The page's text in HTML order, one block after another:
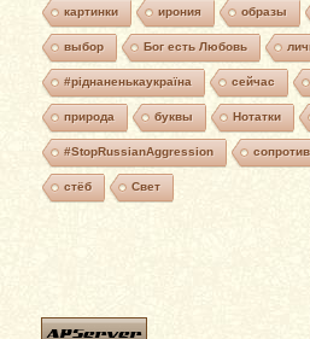
картинки ирония образы
выбор Бог есть Любовь
#ріднаненькаукраїна сейчас
природа буквы Нотатки
#StopRussianAggression
стёб Свет